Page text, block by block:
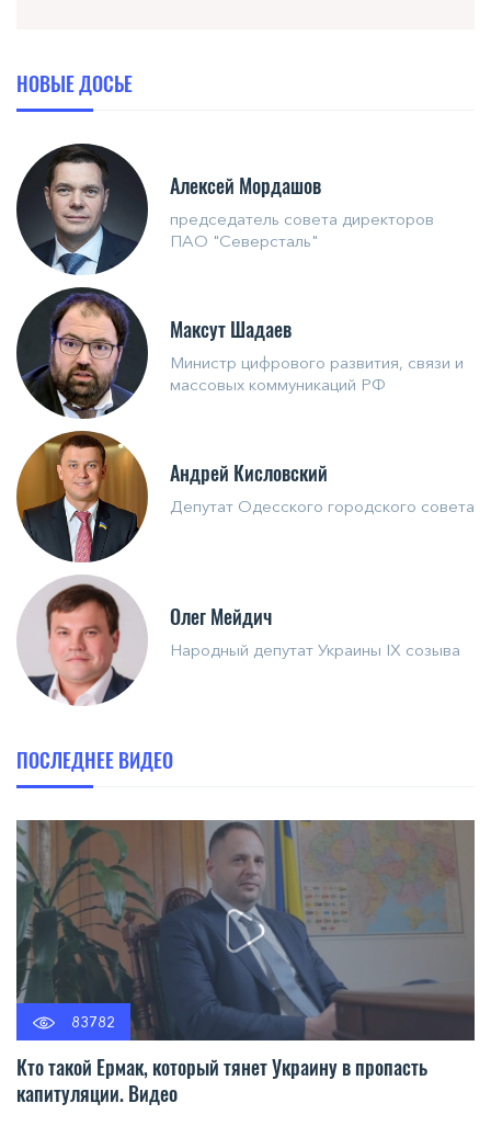
НОВЫЕ ДОСЬЕ
Алексей Мордашов
председатель совета директоров
ПАО "Северсталь"
Максут Шадаев
Министр цифрового развития, связи и
массовых коммуникаций РФ
Андрей Кисловский
Депутат Одесского городского совета
Олег Мейдич
Народный депутат Украины IX созыва
ПОСЛЕДНЕЕ ВИДЕО
83782
Кто такой Ермак, который тянет Украину в пропасть
капитуляции. Видео